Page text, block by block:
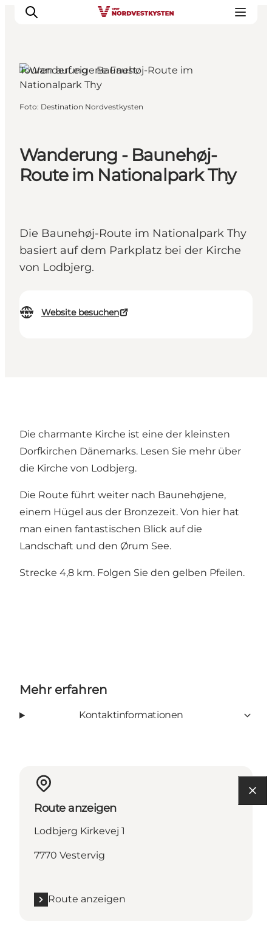
Urlaubsorte
Unterkunft
Mach deine Urlaubsplanung
Wanderung - Baunehøj-
Route im Nationalpark Thy
Die Baunehøj-Route im Nationalpark Thy
basiert auf dem Parkplatz bei der Kirche
von Lodbjerg.
Website besuchen
Touren auf eigene Faust
Foto: Destination Nordvestkysten
Die charmante Kirche ist eine der kleinsten
Dorfkirchen Dänemarks. Lesen Sie mehr über
die Kirche von Lodbjerg.
Die Route führt weiter nach Baunehøjene,
einem Hügel aus der Bronzezeit. Von hier hat
man einen fantastischen Blick auf die
Landschaft und den Ørum See.
Strecke 4,8 km. Folgen Sie den gelben Pfeilen.
Mehr erfahren
Kontaktinformationen
Route anzeigen
Lodbjerg Kirkevej 1
7770 Vestervig
Route anzeigen